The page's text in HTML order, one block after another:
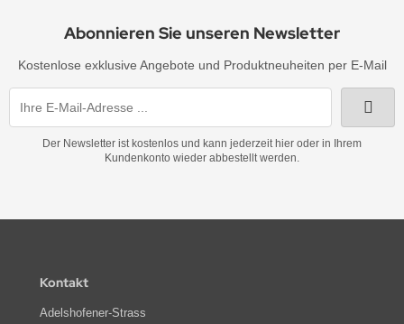
Abonnieren Sie unseren Newsletter
Kostenlose exklusive Angebote und Produktneuheiten per E-Mail
Der Newsletter ist kostenlos und kann jederzeit hier oder in Ihrem
Kundenkonto wieder abbestellt werden.
Kontakt
Adelshofener-Strass